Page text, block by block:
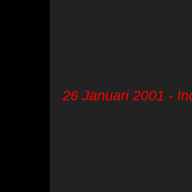
26 Januari 2001 -